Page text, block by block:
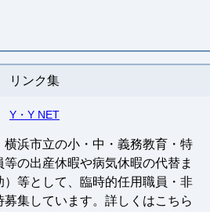
リンク集
Y・Y NET
浜市立の小・中・義務教育・特
の出産休暇や病気休暇の代替ま
等として、臨時的任用職員・非
集しています。詳しくはこちら